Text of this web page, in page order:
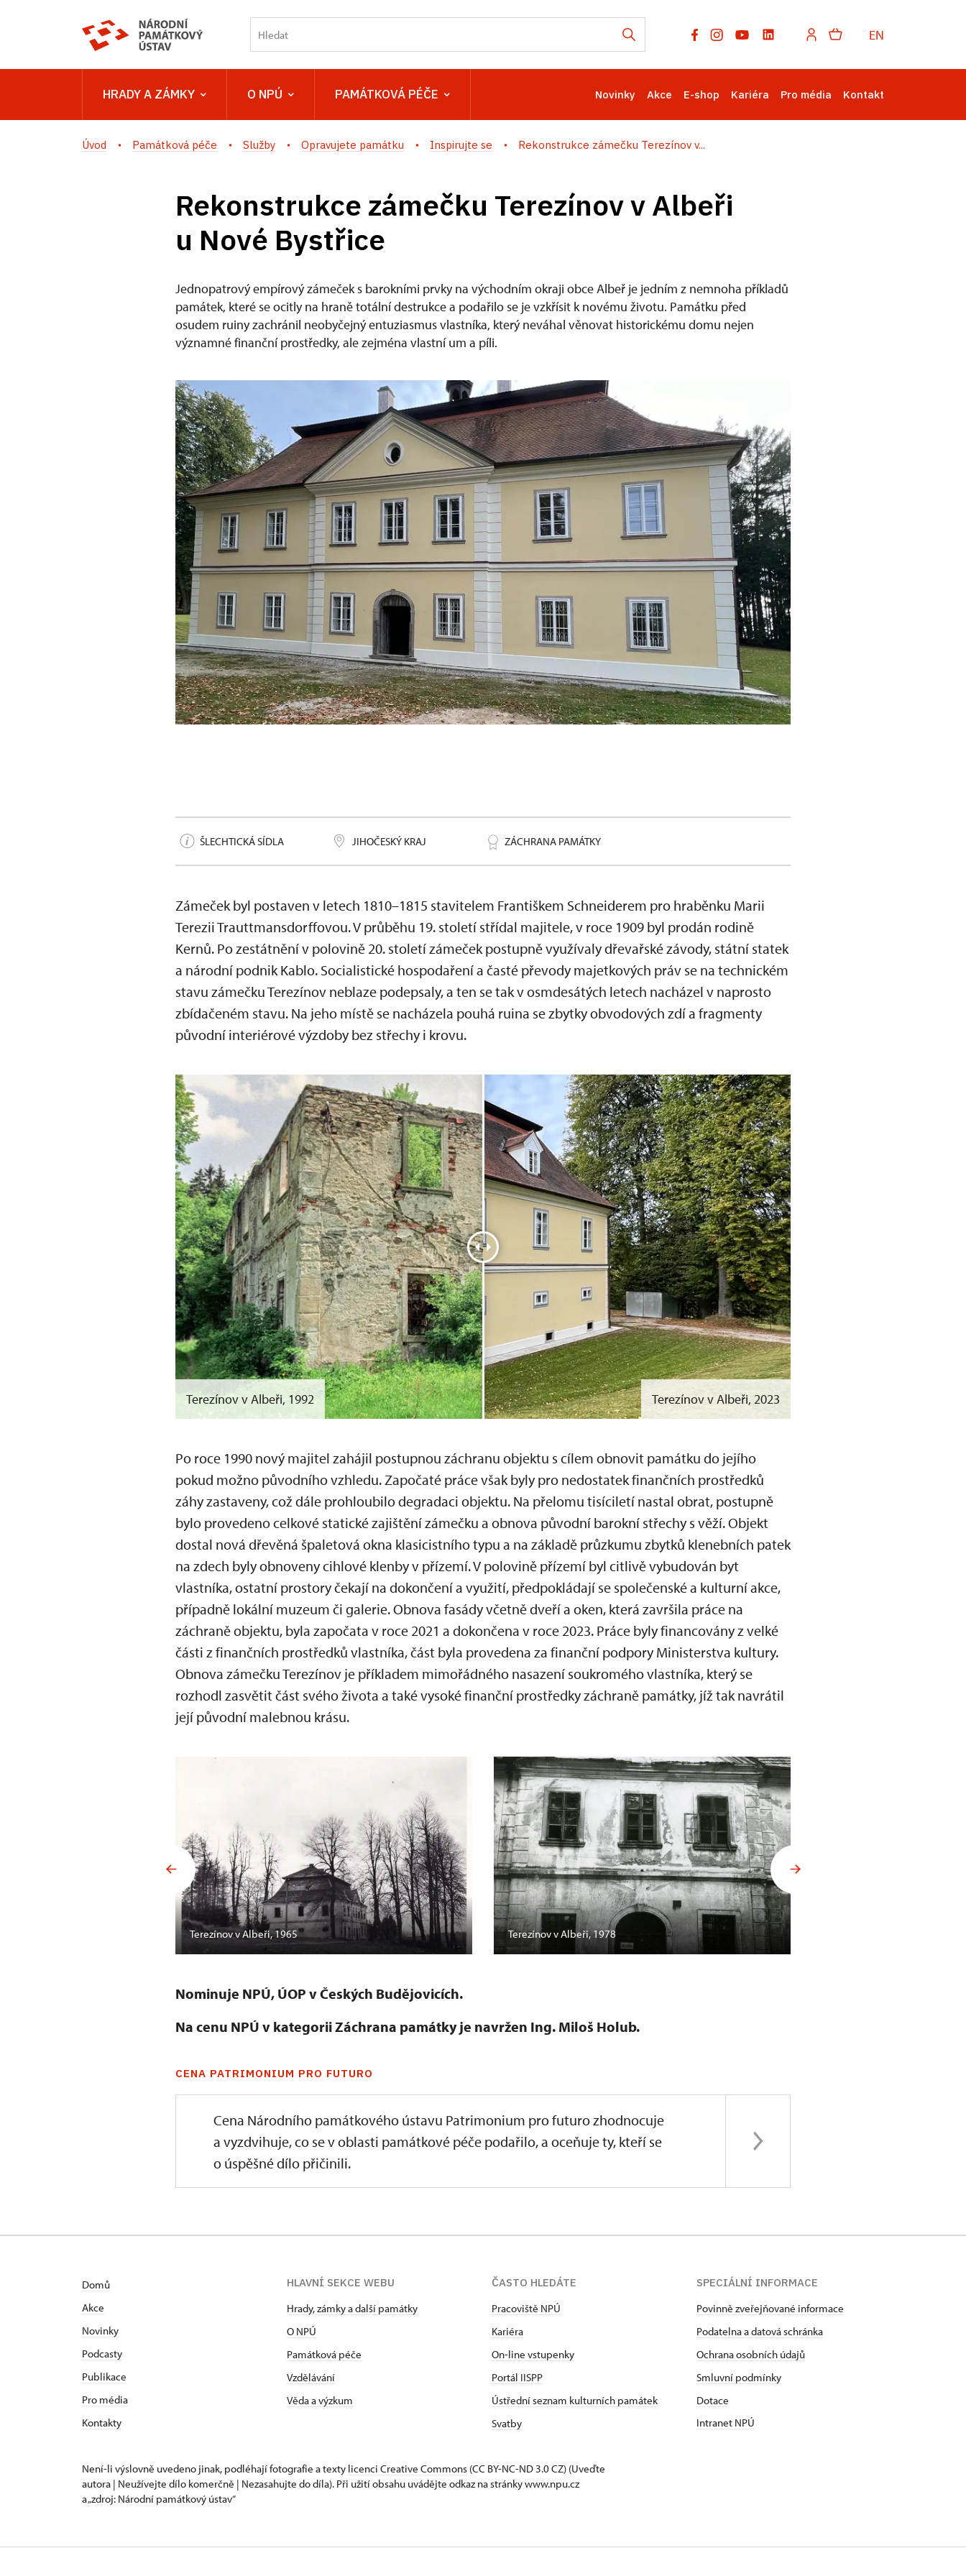
EN
HRADY A ZÁMKY O NPÚ PAMÁTKOVÁ PÉČE Novinky Akce E-shop Kariéra Pro média Kontakt
Úvod Památková péče Služby Opravujete památku Inspirujte se Rekonstrukce zámečku Terezínov v...
Rekonstrukce zámečku Terezínov v Albeři
u Nové Bystřice
Jednopatrový empírový zámeček s barokními prvky na východním okraji obce Albeř je jedním z nemnoha příkladů
památek, které se ocitly na hraně totální destrukce a podařilo se je vzkřísit k novému životu. Památku před
osudem ruiny zachránil neobyčejný entuziasmus vlastníka, který neváhal věnovat historickému domu nejen
významné finanční prostředky, ale zejména vlastní um a píli.
ŠLECHTICKÁ SÍDLA JIHOČESKÝ KRAJ ZÁCHRANA PAMÁTKY
Zámeček byl postaven v letech 1810–1815 stavitelem Františkem Schneiderem pro hraběnku Marii
Terezii Trauttmansdorffovou. V průběhu 19. století střídal majitele, v roce 1909 byl prodán rodině
Kernů. Po zestátnění v polovině 20. století zámeček postupně využívaly dřevařské závody, státní statek
a národní podnik Kablo. Socialistické hospodaření a časté převody majetkových práv se na technickém
stavu zámečku Terezínov neblaze podepsaly, a ten se tak v osmdesátých letech nacházel v naprosto
zbídačeném stavu. Na jeho místě se nacházela pouhá ruina se zbytky obvodových zdí a fragmenty
původní interiérové výzdoby bez střechy i krovu.
Terezínov v Albeři, 1992 Terezínov v Albeři, 2023
Po roce 1990 nový majitel zahájil postupnou záchranu objektu s cílem obnovit památku do jejího
pokud možno původního vzhledu. Započaté práce však byly pro nedostatek finančních prostředků
záhy zastaveny, což dále prohloubilo degradaci objektu. Na přelomu tisíciletí nastal obrat, postupně
bylo provedeno celkové statické zajištění zámečku a obnova původní barokní střechy s věží. Objekt
dostal nová dřevěná špaletová okna klasicistního typu a na základě průzkumu zbytků klenebních patek
na zdech byly obnoveny cihlové klenby v přízemí. V polovině přízemí byl citlivě vybudován byt
vlastníka, ostatní prostory čekají na dokončení a využití, předpokládají se společenské a kulturní akce,
případně lokální muzeum či galerie. Obnova fasády včetně dveří a oken, která završila práce na
záchraně objektu, byla započata v roce 2021 a dokončena v roce 2023. Práce byly financovány z velké
části z finančních prostředků vlastníka, část byla provedena za finanční podpory Ministerstva kultury.
Obnova zámečku Terezínov je příkladem mimořádného nasazení soukromého vlastníka, který se
rozhodl zasvětit část svého života a také vysoké finanční prostředky záchraně památky, jíž tak navrátil
její původní malebnou krásu.
Terezínov v Albeři, 1965 Terezínov v Albeři, 1978
Nominuje NPÚ, ÚOP v Českých Budějovicích.
Na cenu NPÚ v kategorii Záchrana památky je navržen Ing. Miloš Holub.
CENA PATRIMONIUM PRO FUTURO
Cena Národního památkového ústavu Patrimonium pro futuro zhodnocuje
a vyzdvihuje, co se v oblasti památkové péče podařilo, a oceňuje ty, kteří se
o úspěšné dílo přičinili.
Domů
Akce
Novinky
Podcasty
Publikace
Pro média
Kontakty
HLAVNÍ SEKCE WEBU
Hrady, zámky a další památky
O NPÚ
Památková péče
Vzdělávání
Věda a výzkum
ČASTO HLEDÁTE
Pracoviště NPÚ
Kariéra
On-line vstupenky
Portál IISPP
Ústřední seznam kulturních památek
Svatby
SPECIÁLNÍ INFORMACE
Povinně zveřejňované informace
Podatelna a datová schránka
Ochrana osobních údajů
Smluvní podmínky
Dotace
Intranet NPÚ
Není-li výslovně uvedeno jinak, podléhají fotografie a texty licenci Creative Commons (CC BY-NC-ND 3.0 CZ) (Uveďte
autora | Neužívejte dílo komerčně | Nezasahujte do díla). Při užití obsahu uvádějte odkaz na stránky www.npu.cz
a „zdroj: Národní památkový ústav“